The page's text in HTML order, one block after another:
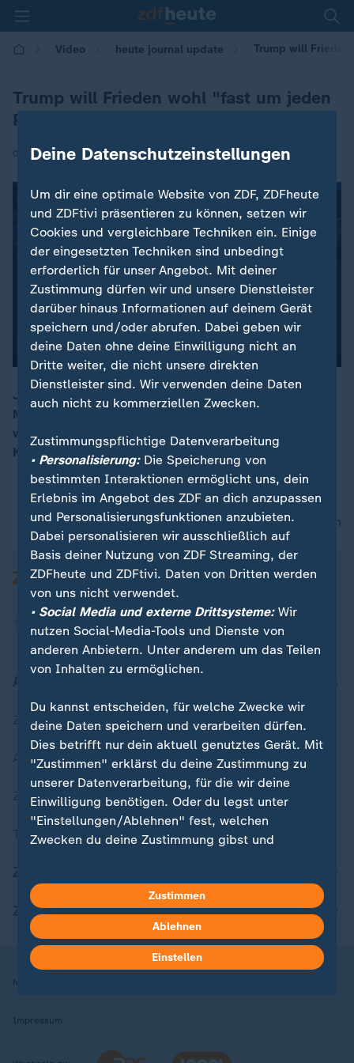
Video heute journal update Trump will
Trump will Frieden wohl "fast um jeden
Preis"
03.12.2025 | 00:00
Jeder wie auch immer geartete Frieden würde die
Möglichkeit eröffnen, dass Russland und die USA
wieder miteinander Geschäfte machen, so USA-
Korrespondent David Sauer.
nach oben
Zuletzt veröffentlicht
Aktuelle Sendungs-Videos
ZDFheute Stories
Themen im Überblick
ZDFheute Apps
Nutzungsbedingungen
Impressum
Deine Datenschutzeinstellungen
Um dir eine optimale Website von ZDF, ZDFheute
und ZDFtivi präsentieren zu können, setzen wir
Cookies und vergleichbare Techniken ein. Einige
der eingesetzten Techniken sind unbedingt
erforderlich für unser Angebot. Mit deiner
Zustimmung dürfen wir und unsere Dienstleister
darüber hinaus Informationen auf deinem Gerät
speichern und/oder abrufen. Dabei geben wir
deine Daten ohne deine Einwilligung nicht an
Dritte weiter, die nicht unsere direkten
Dienstleister sind. Wir verwenden deine Daten
auch nicht zu kommerziellen Zwecken.
Zustimmungspflichtige Datenverarbeitung
• Personalisierung:Die Speicherung von
bestimmten Interaktionen ermöglicht uns, dein
Erlebnis im Angebot des ZDF an dich anzupassen
und Personalisierungsfunktionen anzubieten.
Dabei personalisieren wir ausschließlich auf
Basis deiner Nutzung von ZDF Streaming, der
ZDFheute und ZDFtivi. Daten von Dritten werden
von uns nicht verwendet.
• Social Media und externe Drittsysteme:Wir
nutzen Social-Media-Tools und Dienste von
anderen Anbietern. Unter anderem um das Teilen
von Inhalten zu ermöglichen.
Du kannst entscheiden, für welche Zwecke wir
deine Daten speichern und verarbeiten dürfen.
Dies betrifft nur dein aktuell genutztes Gerät. Mit
"Zustimmen" erklärst du deine Zustimmung zu
unserer Datenverarbeitung, für die wir deine
Einwilligung benötigen. Oder du legst unter
"Einstellungen/Ablehnen" fest, welchen
Zwecken du deine Zustimmung gibst und
in deinen Einstellungen widerrufen oder ändern.
Hier findest du das Impressum.
Weitere Informationen findest du in unserer
Datenschutzerklärung.
Zustimmen
Ablehnen
Einstellen